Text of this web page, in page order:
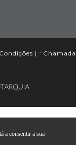
| *
a consentir a sua